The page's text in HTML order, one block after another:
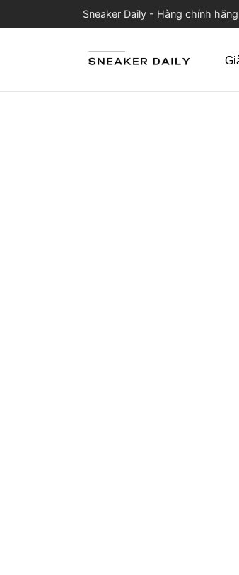
Sneaker Daily - Hàng chính